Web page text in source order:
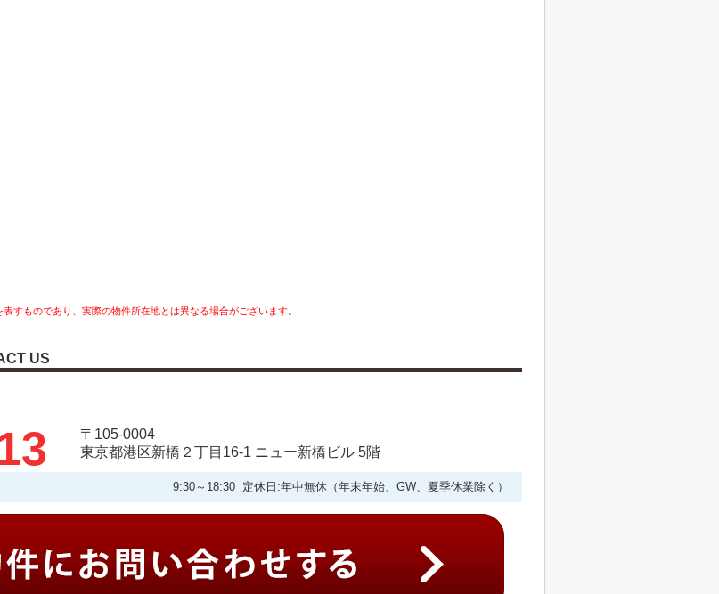
すものであり、実際の物件所在地とは異なる場合がございます。
US
〒105-0004
東京都港区新橋２丁目16-1 ニュー新橋ビル 5階
9:30～18:30 定休日:年中無休（年末年始、GW、夏季休業除く）